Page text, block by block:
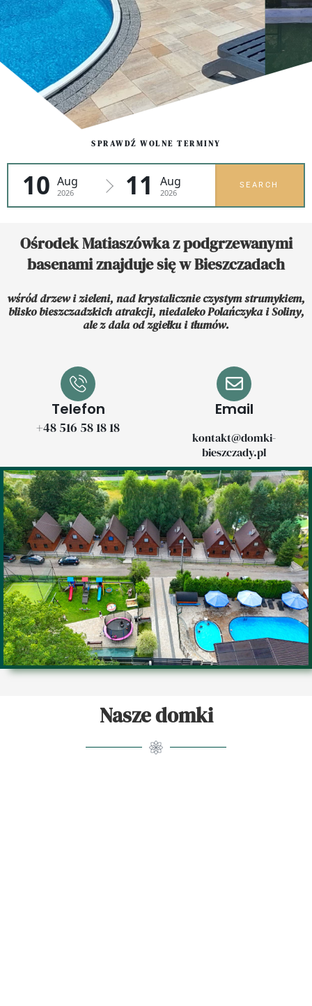
Baseny z podgrzewaną wodą
Brodzik dla dzieci ma temperaturę ponad 30 stopni C
! Duży basen pływacki nawet 27 stopni !
ZAREZERWUJ
SPRAWDŹ WOLNE TERMINY
10 Aug
2026 11 Aug
2026
SEARCH
Ośrodek Matiaszówka z podgrzewanymi
basenami znajduje się w Bieszczadach
wśród drzew i zieleni, nad krystalicznie czystym strumykiem,
blisko bieszczadzkich atrakcji, niedaleko Polańczyka i Soliny,
ale z dala od zgiełku i tłumów.
Telefon
+48 516 58 18 18
Email
kontakt@domki-
bieszczady.pl
Nasze domki